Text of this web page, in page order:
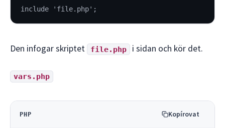
include 'file.php';
Den infogar skriptet file.php i sidan och kör det.
vars.php
PHP Kopírovat